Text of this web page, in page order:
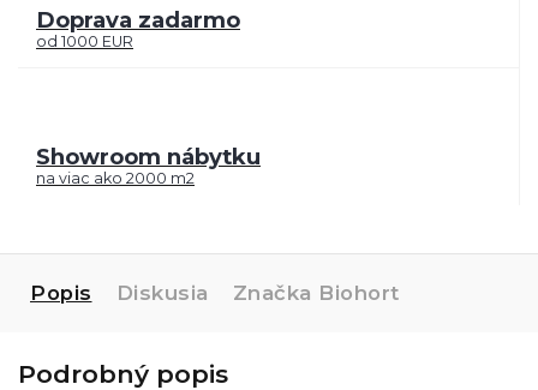
Doprava zadarmo
od 1000 EUR
Showroom nábytku
na viac ako 2000 m2
Popis Diskusia Značka Biohort
Podrobný popis